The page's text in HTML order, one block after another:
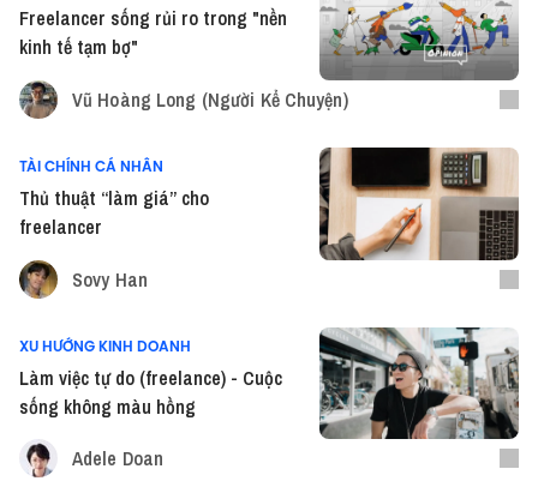
Freelancer sống rủi ro trong "nền
kinh tế tạm bợ"
Vũ Hoàng Long (Người Kể Chuyện)
TÀI CHÍNH CÁ NHÂN
Thủ thuật “làm giá” cho
freelancer
Sovy Han
XU HƯỚNG KINH DOANH
Làm việc tự do (freelance) - Cuộc
sống không màu hồng
Adele Doan